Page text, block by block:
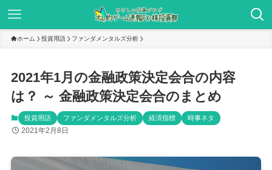
ホーム 投資用語 ファンダメンタルズ分析
2021年1月の金融政策決定会合の内容
は？ ～ 金融政策決定会合のまとめ
投資用語 ファンダメンタルズ分析 経済指標 時事ネタ
2021年2月8日